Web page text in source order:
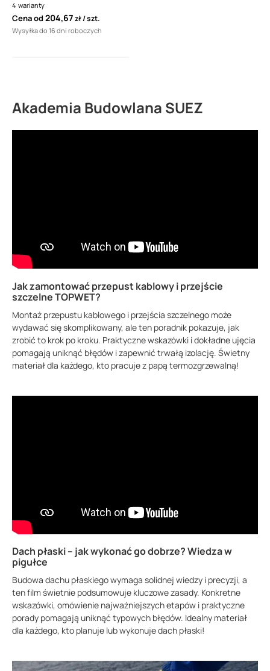
ceramicznych RENOPLAST
K301 (1 sztuka - 2mb)
4 warianty
Cena od204,67zł szt.
Wysyłka do 16 dni roboczych
Akademia Budowlana SUEZ
Jak zamontować przepust kablowy i przejście
szczelne TOPWET?
Montaż przepustu kablowego i przejścia szczelnego może
wydawać się skomplikowany, ale ten poradnik pokazuje, jak
zrobić to krok po kroku. Praktyczne wskazówki i dokładne ujęcia
pomagają uniknąć błędów i zapewnić trwałą izolację. Świetny
materiał dla każdego, kto pracuje z papą termozgrzewalną!
Dach płaski – jak wykonać go dobrze? Wiedza w
pigułce
Budowa dachu płaskiego wymaga solidnej wiedzy i precyzji, a
ten film świetnie podsumowuje kluczowe zasady. Konkretne
wskazówki, omówienie najważniejszych etapów i praktyczne
porady pomagają uniknąć typowych błędów. Idealny materiał
dla każdego, kto planuje lub wykonuje dach płaski!